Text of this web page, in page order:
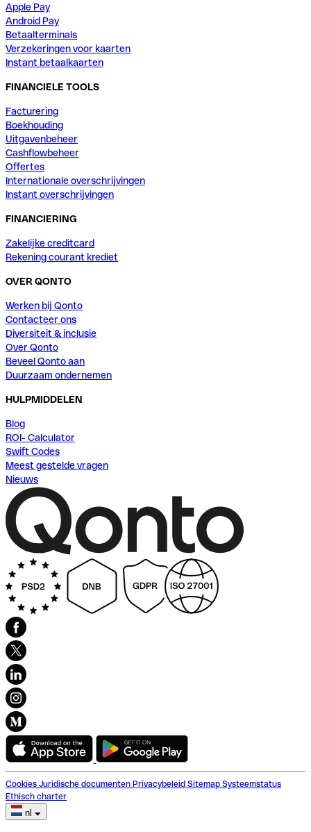
Apple Pay
Android Pay
Betaalterminals
Verzekeringen voor kaarten
Instant betaalkaarten
FINANCIELE TOOLS
Facturering
Boekhouding
Uitgavenbeheer
Cashflowbeheer
Offertes
Internationale overschrijvingen
Instant overschrijvingen
FINANCIERING
Zakelijke creditcard
Rekening courant krediet
OVER QONTO
Werken bij Qonto
Contacteer ons
Diversiteit & inclusie
Over Qonto
Beveel Qonto aan
Duurzaam ondernemen
HULPMIDDELEN
Blog
ROI- Calculator
Swift Codes
Meest gestelde vragen
Nieuws
Cookies Juridische documenten Privacybeleid Sitemap Systeemstatus
Ethisch charter
nl